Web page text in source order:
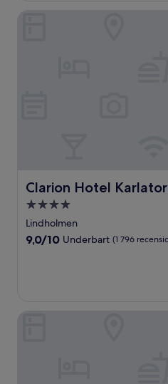
Clarion Hotel
Clarion Hotel Karlatornet
4.0-
stjärnigt
boende
Lindholmen
9.0
9,0/10 Underbart (1 796